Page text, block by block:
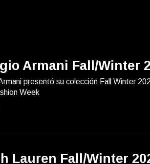
Armani Fall/Winter
presentó su colección Fall Winter
Week
Lauren Fall/Winter